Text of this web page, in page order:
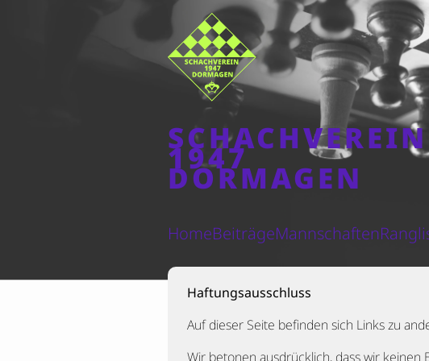
SCHACHVEREIN
1947
DORMAGEN
HomeBeiträgeMannschaften
Haftungsausschluss
Auf dieser Seite befinden sich Links zu
Wir betonen ausdrücklich, dass wir